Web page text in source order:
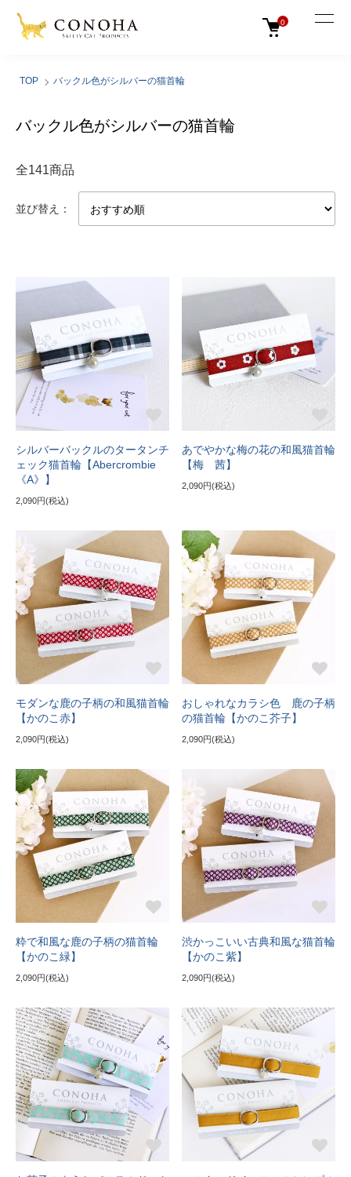
0
TOP バックル色がシルバーの猫首輪
バックル色がシルバーの猫首輪
全141商品
並び替え：
シルバーバックルのタータンチ
ェック猫首輪【Abercrombie
《A》】
2,090円(税込)
あでやかな梅の花の和風猫首輪
【梅 茜】
2,090円(税込)
モダンな鹿の子柄の和風猫首輪
【かのこ赤】
2,090円(税込)
おしゃれなカラシ色 鹿の子柄
の猫首輪【かのこ芥子】
2,090円(税込)
粋で和風な鹿の子柄の猫首輪
【かのこ緑】
2,090円(税込)
渋かっこいい古典和風な猫首輪
【かのこ紫】
2,090円(税込)